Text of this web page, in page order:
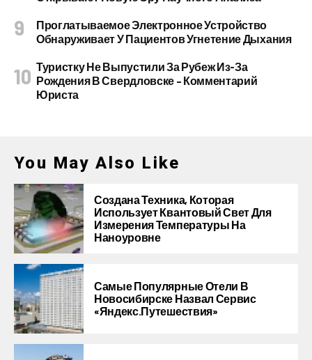
Проглатываемое Электронное Устройство
Обнаруживает У Пациентов Угнетение Дыхания
Туристку Не Выпустили За Рубеж Из-За
Рождения В Свердловске – Комментарий
Юриста
You May Also Like
Создана Техника, Которая
Использует Квантовый Свет Для
Измерения Температуры На
Наноуровне
Самые Популярные Отели В
Новосибирске Назвал Сервис
«Яндекс.Путешествия»